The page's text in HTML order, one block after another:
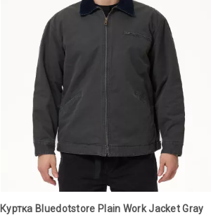
Куртка Bluedotstore Plain Work Jacket Gray